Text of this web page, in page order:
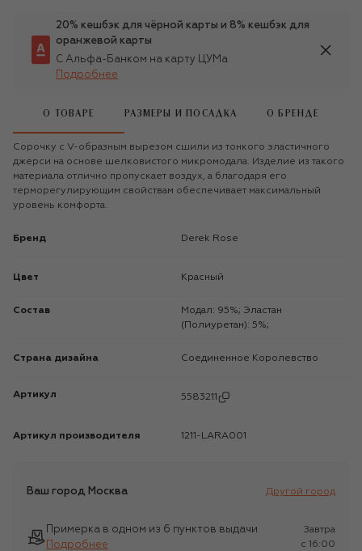
20% кешбэк для чёрной карты и 8% кешбэк для
оранжевой карты
С Альфа-Банком на карту ЦУМа
Подробнее
О ТОВАРЕ РАЗМЕРЫ И ПОСАДКА О БРЕНДЕ
Сорочку с V-образным вырезом сшили из тонкого эластичного
джерси на основе шелковистого микромодала. Изделие из такого
материала отлично пропускает воздух, а благодаря его
терморегулирующим свойствам обеспечивает максимальный
уровень комфорта.
Бренд Derek Rose
Цвет Красный
Состав
Модал: 95%; Эластан
(Полиуретан): 5%;
Страна дизайна Соединенное Королевство
Артикул 5583211
Артикул производителя 1211-LARA001
Ваш город Москва Другой город
Примерка в одном из 6 пунктов выдачи
Подробнее
Завтра
c 16:00